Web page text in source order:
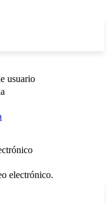
usuario
electrónico.